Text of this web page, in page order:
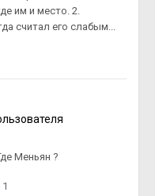
им и место. 2.
считал его слабым...
Меньян ?
1